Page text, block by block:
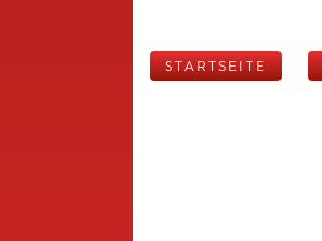
STARTSEITE